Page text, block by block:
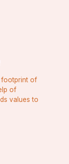
ଅଟେ, ଆମ
ସ୍ୱରୂପ,
ହେଉଥିବା
ଅଂଶରେ
footprint of
of
values to